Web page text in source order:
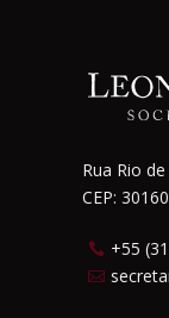
Rua Rio
CEP:
 +55
